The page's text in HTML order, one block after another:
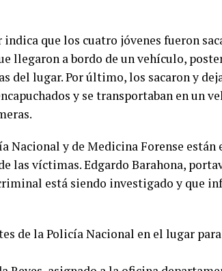
que los cuatro jóvenes fueron
llegaron a bordo de un vehículo,
del lugar. Por último, los sacaron y
y se transportaban en un
Nacional y de Medicina Forense están
las víctimas. Edgardo Barahona,
está siendo investigado y que
de la Policía Nacional en el lugar